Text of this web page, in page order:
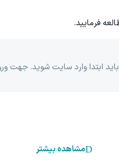
فرمایید.
ابتدا وارد سایت شوید. جهت
مشاهده بیشتر